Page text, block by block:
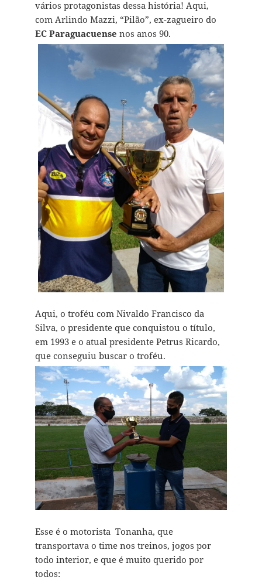
vários protagonistas dessa história! Aqui,
com Arlindo Mazzi, “Pilão”, ex-zagueiro do
EC Paraguacuense nos anos 90.
Aqui, o troféu com Nivaldo Francisco da
Silva, o presidente que conquistou o título,
em 1993 e o atual presidente Petrus Ricardo,
que conseguiu buscar o troféu.
Esse é o motorista Tonanha, que
transportava o time nos treinos, jogos por
todo interior, e que é muito querido por
todos: